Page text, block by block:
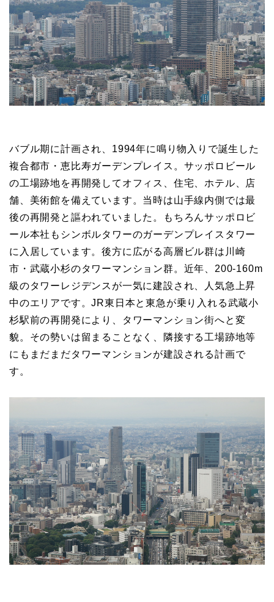
バブル期に計画され、1994年に鳴り物入りで誕生した
複合都市・恵比寿ガーデンプレイス。サッポロビール
の工場跡地を再開発してオフィス、住宅、ホテル、店
舗、美術館を備えています。当時は山手線内側では最
後の再開発と謳われていました。もちろんサッポロビ
ール本社もシンボルタワーのガーデンプレイスタワー
に入居しています。後方に広がる高層ビル群は川崎
市・武蔵小杉のタワーマンション群。近年、200-160m
級のタワーレジデンスが一気に建設され、人気急上昇
中のエリアです。JR東日本と東急が乗り入れる武蔵小
杉駅前の再開発により、タワーマンション街へと変
貌。その勢いは留まることなく、隣接する工場跡地等
にもまだまだタワーマンションが建設される計画で
す。